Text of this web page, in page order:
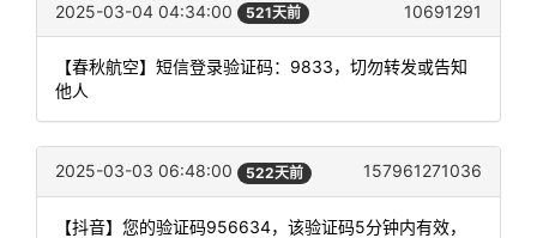
2025-03-04 04:34:00 521天前 10691291
【春秋航空】短信登录验证码：9833，切勿转发或告知
他人
2025-03-03 06:48:00 522天前 157961271036
【抖音】您的验证码956634，该验证码5分钟内有效，